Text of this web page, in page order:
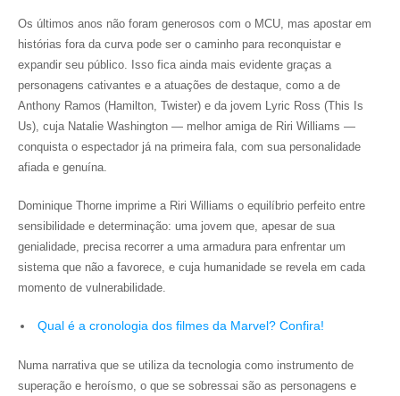
Os últimos anos não foram generosos com o MCU, mas apostar em
histórias fora da curva pode ser o caminho para reconquistar e
expandir seu público. Isso fica ainda mais evidente graças a
personagens cativantes e a atuações de destaque, como a de
Anthony Ramos (Hamilton, Twister) e da jovem Lyric Ross (This Is
Us), cuja Natalie Washington — melhor amiga de Riri Williams —
conquista o espectador já na primeira fala, com sua personalidade
afiada e genuína.
Dominique Thorne imprime a Riri Williams o equilíbrio perfeito entre
sensibilidade e determinação: uma jovem que, apesar de sua
genialidade, precisa recorrer a uma armadura para enfrentar um
sistema que não a favorece, e cuja humanidade se revela em cada
momento de vulnerabilidade.
Qual é a cronologia dos filmes da Marvel? Confira!
Numa narrativa que se utiliza da tecnologia como instrumento de
superação e heroísmo, o que se sobressai são as personagens e